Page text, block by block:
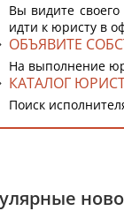
Вы видите
идти к юристу в
ОБЪЯВИТЕ
На выполнение
КАТАЛОГ
Поиск